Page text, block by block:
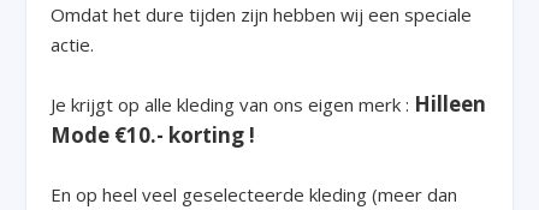
Omdat het dure tijden zijn hebben wij een speciale
actie.
Je krijgt op alle kleding van ons eigen merk : Hilleen
Mode €10.- korting !
En op heel veel geselecteerde kleding (meer dan